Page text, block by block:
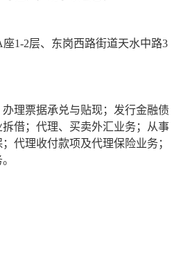
1-2层、东岗西路街道天水中路3
理票据承兑与贴现；发行金融债
借；代理、买卖外汇业务；从事
代理收付款项及代理保险业务；